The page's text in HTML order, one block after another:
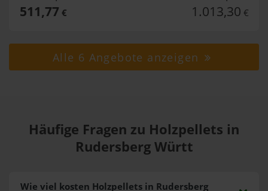
511,77 € 1.013,30 €
Alle 6 Angebote anzeigen
Häufige Fragen zu Holzpellets in
Rudersberg Württ
Wie viel kosten Holzpellets in Rudersberg